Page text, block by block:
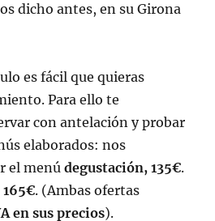
dicho antes, en su Girona
es fácil que quieras
Para ello te
con antelación y probar
elaborados: nos
el menúdegustación, 135€.
. (Ambas ofertas
en sus precios).